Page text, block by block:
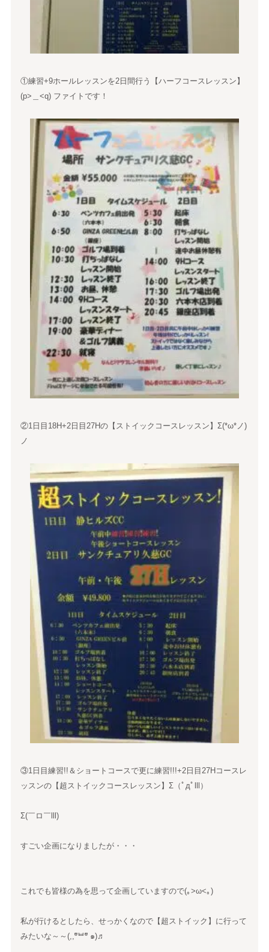
①練習+9ホールレッスンを2日間行う【ハーフコースレッスン】
(p>＿<q) ファイトです！
②1日目18H+2日目27Hの【ストイックコースレッスン】Σ(*ω*ノ)
ノ
③1日目練習!!＆ショートコースで更に練習!!!+2日目27Hコースレ
ッスンの【超ストイックコースレッスン】Σ（ﾟдﾟlll）
Σ(￣ロ￣lll)
すごい企画になりましたが・・・
これでも皆様の為を思って企画していますので(｡>ω<｡)ゞ
私が行けるとしたら、せっかくなので【超ストイック】に行って
みたいな～～(,,ºัᄇºั ๑)♬